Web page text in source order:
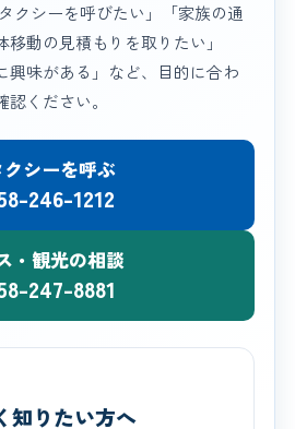
クシーを呼びたい」「家族の通
動の見積もりを取りたい」
興味がある」など、目的に合わ
ください。
クシーを呼ぶ
246-1212
・観光の相談
247-8881
知りたい方へ